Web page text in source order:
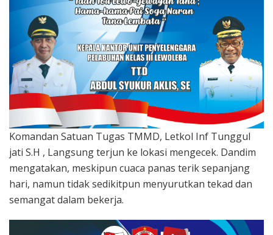
Komandan Satuan Tugas TMMD, Letkol Inf Tunggul
jati S.H , Langsung terjun ke lokasi mengecek. Dandim
mengatakan, meskipun cuaca panas terik sepanjang
hari, namun tidak sedikitpun menyurutkan tekad dan
semangat dalam bekerja.